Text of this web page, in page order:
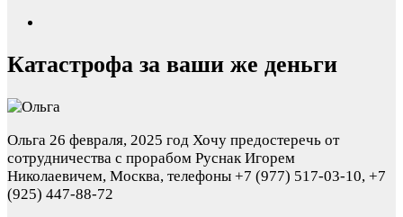
Катастрофа за ваши же деньги
Ольга 26 февраля, 2025 год Хочу предостеречь от
сотрудничества с прорабом Руснак Игорем
Николаевичем, Москва, телефоны +7 (977) 517-03-10, +7
(925) 447-88-72